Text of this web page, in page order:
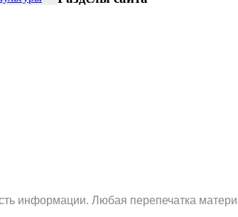
информации. Любая перепечатка